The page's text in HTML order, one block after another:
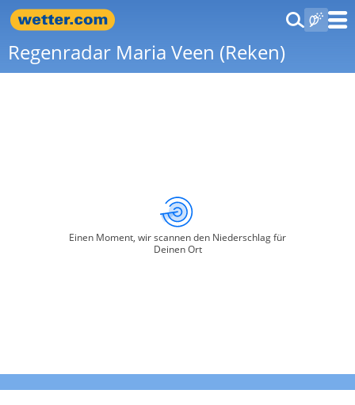
Regenradar Maria Veen (Reken)
Einen Moment, wir scannen den Niederschlag für
Deinen Ort